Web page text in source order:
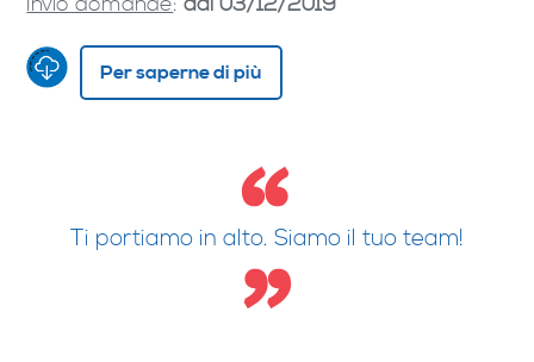
Invio domande:dal 03/12/2019
Per saperne di più
Ti portiamo in alto. Siamo il tuo team!